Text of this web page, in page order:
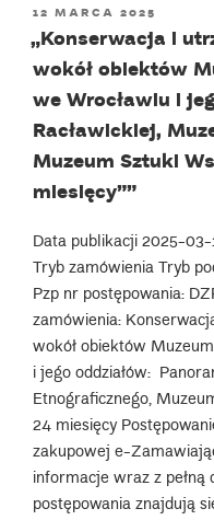
Pawilonu
Czterech
Kopuł
przy
ulicy
Wystawowej
1 we
POSTED
ON
12 MARCA 2025
„Konserwacja i
wokół obiektów
we Wrocławiu i
Racławickiej,
Muzeum Sztuki
miesięcy””
Data publikacji 2025-03-
Tryb zamówienia Tryb
Pzp nr postępowania:
zamówienia:
wokół obiektów
i jego oddziałów:
Etnograficznego,
24 miesięcy
zakupowej e-
informacje wraz z
postępowania znajdują